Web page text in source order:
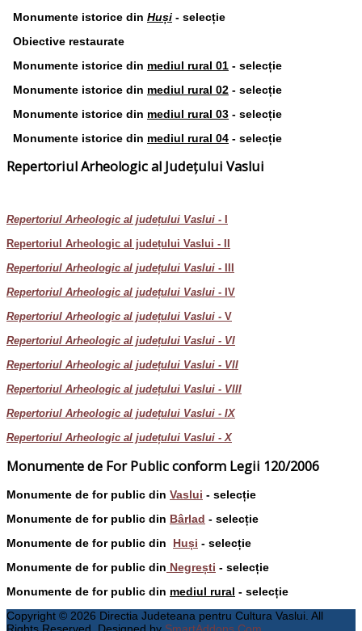
Monumente istorice din Huși - selecție
Obiective restaurate
Monumente istorice din mediul rural 01 - selecție
Monumente istorice din mediul rural 02 - selecție
Monumente istorice din mediul rural 03 - selecție
Monumente istorice din mediul rural 04 - selecție
Repertoriul Arheologic al Județului Vaslui
Repertoriul Arheologic al județului Vaslui -
Repertoriul Arheologic al județului Vaslui - II
Repertoriul Arheologic al județului Vaslui - III
Repertoriul Arheologic al județului Vaslui - IV
Repertoriul Arheologic al județului Vaslui - V
Repertoriul Arheologic al județului Vaslui - VI
Repertoriul Arheologic al județului Vaslui - VII
Repertoriul Arheologic al județului Vaslui - VIII
Repertoriul Arheologic al județului Vaslui - IX
Repertoriul Arheologic al județului Vaslui - X
Monumente de For Public conform Legii 120/2006
Monumente de for public din Vaslui - selecție
Monumente de for public din Bârlad - selecție
Monumente de for public din Huși - selecție
Monumente de for public din Negrești - selecție
Monumente de for public din mediul rural - selecție
Copyright © 2026 Directia Judeteana pentru Cultura Vaslui. All